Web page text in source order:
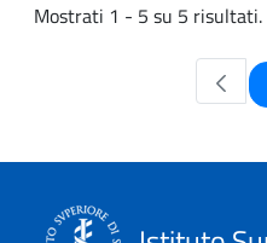
Mostrati 1 - 5 su 5 risultati.